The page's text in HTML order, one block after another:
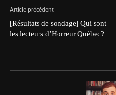
Article précédent
[Résultats de sondage] Qui sont
les lecteurs d’Horreur Québec?